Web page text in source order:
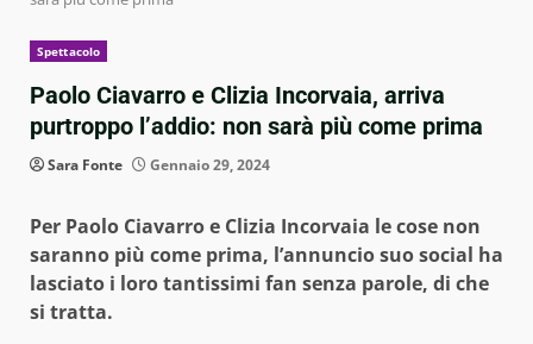
Spettacolo
Paolo Ciavarro e Clizia Incorvaia, arriva
purtroppo l’addio: non sarà più come prima
Sara Fonte Gennaio 29, 2024
Per Paolo Ciavarro e Clizia Incorvaia le cose non
saranno più come prima, l’annuncio suo social ha
lasciato i loro tantissimi fan senza parole, di che
si tratta.